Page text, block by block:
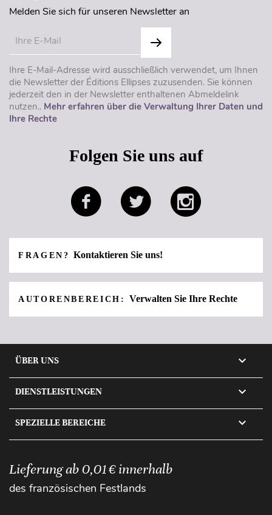
Melden Sie sich für unseren Newsletter an
Ihre E-Mail-Adresse wird ausschließlich verwendet, um Ihnen
die Newsletter der Éditions Ellipses zuzusenden. Sie können
jederzeit den in der Newsletter enthaltenen Abmeldelink
nutzen.. Mehr erfahren über die Verwaltung Ihrer Daten und
Ihre Rechte
Folgen Sie uns auf
FRAGEN?Kontaktieren Sie uns!
AUTORENBEREICH:Verwalten Sie Ihre Rechte
ÜBER UNS 
DIENSTLEISTUNGEN 
SPEZIELLE BEREICHE 
Lieferung ab 0,01 € innerhalb
des französischen Festlands